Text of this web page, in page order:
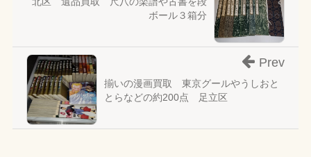
ボール３箱分
揃いの漫画買取 東京グールやうしおと
とらなどの約200点 足立区
Prev